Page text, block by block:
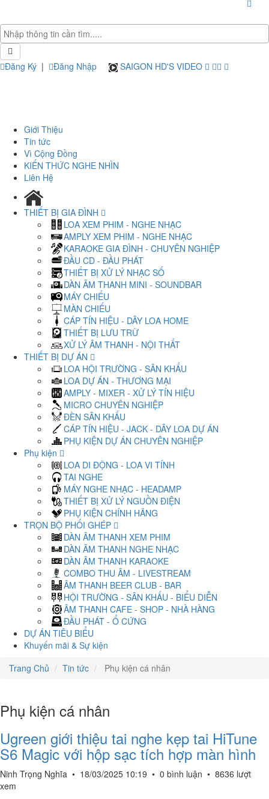
Đăng Ký | Đăng Nhập SAIGON HD'S VIDEO
Giới Thiệu
Tin tức
Vì Cộng Đồng
KIẾN THỨC NGHE NHÌN
Liên Hệ
THIẾT BỊ GIA ĐÌNH
LOA XEM PHIM - NGHE NHẠC
AMPLY XEM PHIM - NGHE NHẠC
KARAOKE GIA ĐÌNH - CHUYÊN NGHIỆP
ĐẦU CD - ĐẦU PHÁT
THIẾT BỊ XỬ LÝ NHẠC SỐ
DÀN ÂM THANH MINI - SOUNDBAR
MÁY CHIẾU
MÀN CHIẾU
CÁP TÍN HIỆU - DÂY LOA HOME
THIẾT BỊ LƯU TRỮ
XỬ LÝ ÂM THANH - NỘI THẤT
THIẾT BỊ DỰ ÁN
LOA HỘI TRƯỜNG - SÂN KHẤU
LOA DỰ ÁN - THƯƠNG MẠI
AMPLY - MIXER - XỬ LÝ TÍN HIỆU
MICRO CHUYÊN NGHIỆP
ĐÈN SÂN KHẤU
CÁP TÍN HIỆU - JACK - DÂY LOA DỰ ÁN
PHỤ KIỆN DỰ ÁN CHUYÊN NGHIỆP
Phụ kiện
LOA DI ĐỘNG - LOA VI TÍNH
TAI NGHE
MÁY NGHE NHẠC - HEADAMP
THIẾT BỊ XỬ LÝ NGUỒN ĐIỆN
PHỤ KIỆN CHÍNH HÃNG
TRỌN BỘ PHỐI GHÉP
DÀN ÂM THANH XEM PHIM
DÀN ÂM THANH NGHE NHẠC
DÀN ÂM THANH KARAOKE
COMBO THU ÂM - LIVESTREAM
ÂM THANH BEER CLUB - BAR
HỘI TRƯỜNG - SÂN KHẤU - BIỂU DIỄN
ÂM THANH CAFE - SHOP - NHÀ HÀNG
ĐẦU PHÁT - Ổ CỨNG
DỰ ÁN TIÊU BIỂU
Khuyến mãi & Sự kiện
Trang Chủ
Tin tức Phụ kiện cá nhân
Phụ kiện cá nhân
Ugreen giới thiệu tai nghe kẹp tai HiTune
S6 Magic với hộp sạc tích hợp màn hình
Ninh Trọng Nghĩa • 18/03/2025 10:19 • 0 bình luận • 8636 lượt
xem